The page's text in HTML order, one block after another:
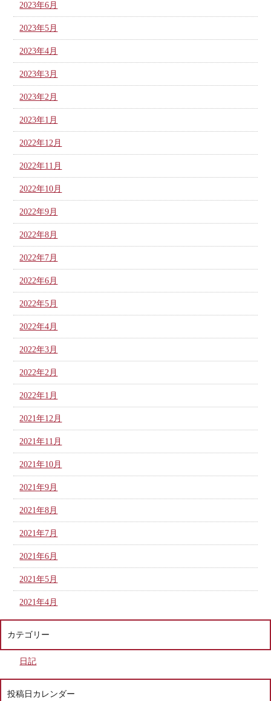
2023年6月
2023年5月
2023年4月
2023年3月
2023年2月
2023年1月
2022年12月
2022年11月
2022年10月
2022年9月
2022年8月
2022年7月
2022年6月
2022年5月
2022年4月
2022年3月
2022年2月
2022年1月
2021年12月
2021年11月
2021年10月
2021年9月
2021年8月
2021年7月
2021年6月
2021年5月
2021年4月
カテゴリー
日記
投稿日カレンダー